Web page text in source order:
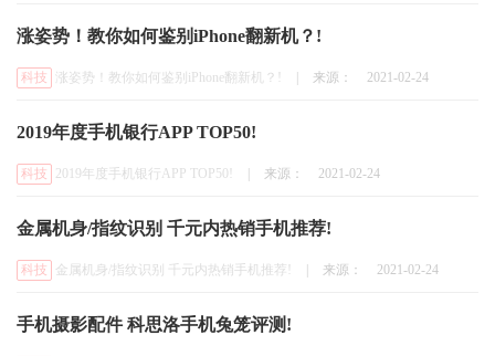
涨姿势！教你如何鉴别iPhone翻新机？!
科技 涨姿势！教你如何鉴别iPhone翻新机？! 来源： 2021-02-24
2019年度手机银行APP TOP50!
科技 2019年度手机银行APP TOP50! 来源： 2021-02-24
金属机身/指纹识别 千元内热销手机推荐!
科技 金属机身/指纹识别 千元内热销手机推荐! 来源： 2021-02-24
手机摄影配件 科思洛手机兔笼评测!